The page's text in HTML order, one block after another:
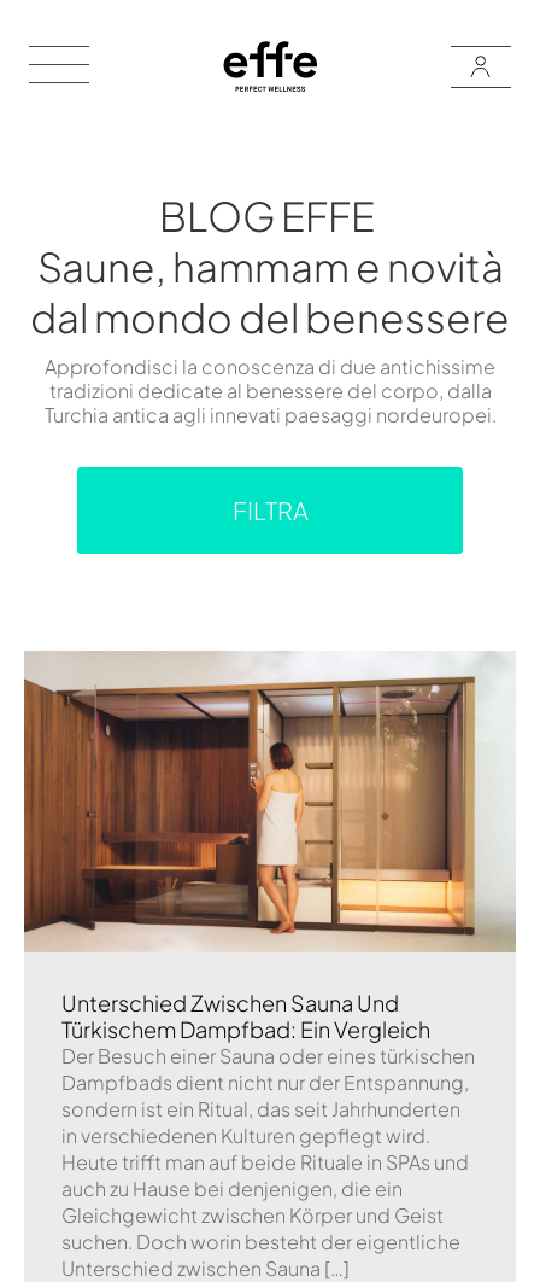
BLOG EFFE
Saune, hammam e novità
dal mondo del benessere
Approfondisci la conoscenza di due antichissime
tradizioni dedicate al benessere del corpo, dalla
Turchia antica agli innevati paesaggi nordeuropei.
FILTRA
Unterschied Zwischen Sauna Und
Türkischem Dampfbad: Ein Vergleich
Der Besuch einer Sauna oder eines türkischen
Dampfbads dient nicht nur der Entspannung,
sondern ist ein Ritual, das seit Jahrhunderten
in verschiedenen Kulturen gepflegt wird.
Heute trifft man auf beide Rituale in SPAs und
auch zu Hause bei denjenigen, die ein
Gleichgewicht zwischen Körper und Geist
suchen. Doch worin besteht der eigentliche
Unterschied zwischen Sauna […]